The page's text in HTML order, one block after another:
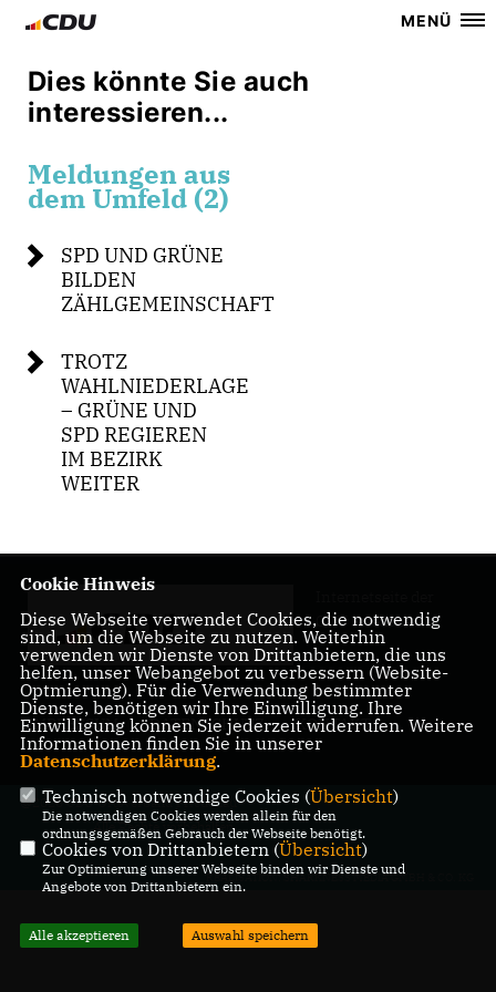
MENÜ
Dies könnte Sie auch
interessieren...
Meldungen aus
dem Umfeld (2)
SPD UND GRÜNE
BILDEN
ZÄHLGEMEINSCHAFT
TROTZ
WAHLNIEDERLAGE
– GRÜNE UND
SPD REGIEREN
IM BEZIRK
WEITER
CDU Friedenau
IMPRESSUM DATENSCHUTZ KONTAKT
@2026 CDU Ortsverband Friedenau
Alle Rechte vorbehalten.
REALISATION: SHARKNESS MEDIA GMBH & CO. KG
Cookie Hinweis
Diese Webseite verwendet Cookies, die notwendig
sind, um die Webseite zu nutzen. Weiterhin
verwenden wir Dienste von Drittanbietern, die uns
helfen, unser Webangebot zu verbessern (Website-
Optmierung). Für die Verwendung bestimmter
Dienste, benötigen wir Ihre Einwilligung. Ihre
Einwilligung können Sie jederzeit widerrufen. Weitere
Informationen finden Sie in unserer
Datenschutzerklärung.
Technisch notwendige Cookies (Übersicht)
Die notwendigen Cookies werden allein für den
ordnungsgemäßen Gebrauch der Webseite benötigt.
Cookies von Drittanbietern (Übersicht)
Zur Optimierung unserer Webseite binden wir Dienste und
Angebote von Drittanbietern ein.
Alle akzeptieren Auswahl speichern